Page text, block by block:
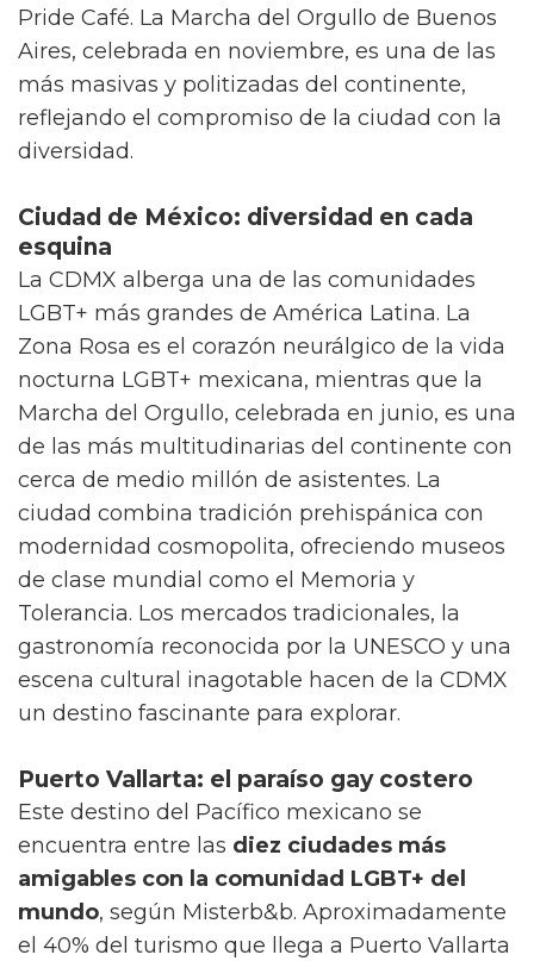
Pride Café. La Marcha del Orgullo de Buenos
Aires, celebrada en noviembre, es una de las
más masivas y politizadas del continente,
reflejando el compromiso de la ciudad con la
diversidad.
Ciudad de México: diversidad en cada
esquina
La CDMX alberga una de las comunidades
LGBT+ más grandes de América Latina. La
Zona Rosa es el corazón neurálgico de la vida
nocturna LGBT+ mexicana, mientras que la
Marcha del Orgullo, celebrada en junio, es una
de las más multitudinarias del continente con
cerca de medio millón de asistentes. La
ciudad combina tradición prehispánica con
modernidad cosmopolita, ofreciendo museos
de clase mundial como el Memoria y
Tolerancia. Los mercados tradicionales, la
gastronomía reconocida por la UNESCO y una
escena cultural inagotable hacen de la CDMX
un destino fascinante para explorar.
Puerto Vallarta: el paraíso gay costero
Este destino del Pacífico mexicano se
encuentra entre las diez ciudades más
amigables con la comunidad LGBT+ del
mundo, según Misterb&b. Aproximadamente
el 40% del turismo que llega a Puerto Vallarta